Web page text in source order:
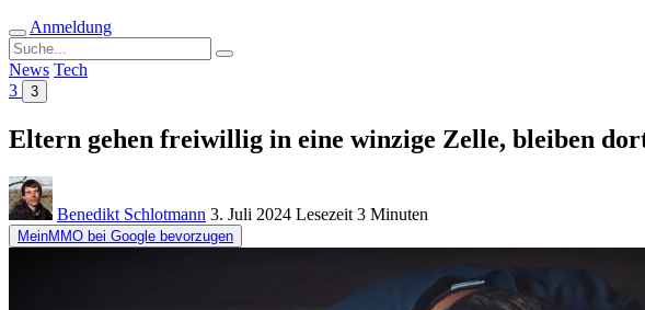
Anmeldung
Suche
nach:
News Tech
3
3
Eltern gehen freiwillig in eine winzige Zelle, bleiben
Benedikt Schlotmann 3. Juli 2024 Lesezeit 3 Minuten
MeinMMO bei Google bevorzugen